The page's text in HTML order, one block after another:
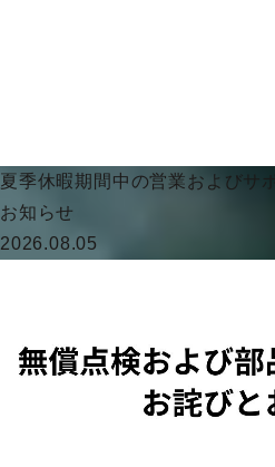
夏季休暇期間中の営業およびサ
お知らせ
2026.08.05